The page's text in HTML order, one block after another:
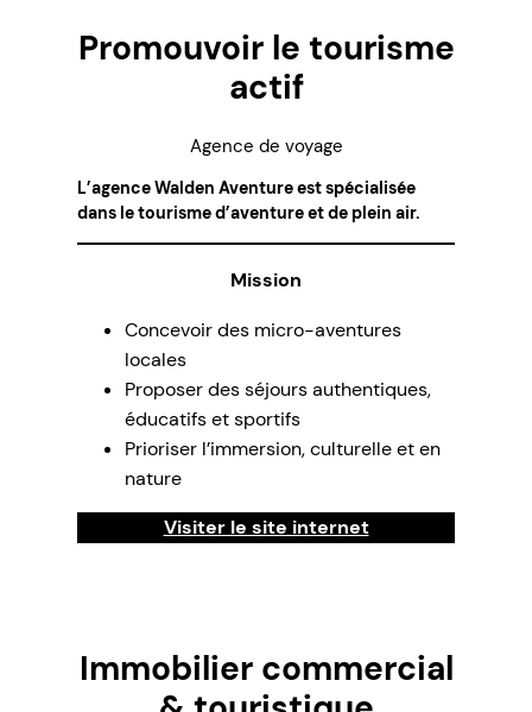
Promouvoir le tourisme
actif
Agence de voyage
L’agence Walden Aventure est spécialisée
dans le tourisme d’aventure et de plein air.
Mission
Concevoir des micro-aventures
locales
Proposer des séjours authentiques,
éducatifs et sportifs
Prioriser l’immersion, culturelle et en
nature
Visiter le site internet
Immobilier commercial